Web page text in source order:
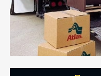
отдельном авто или
стоимости).
- Тайгер Логистик
качественно
службы или работы с
оформлением